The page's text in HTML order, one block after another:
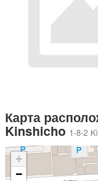
Карта
Kinshicho 1-8-2
+
−